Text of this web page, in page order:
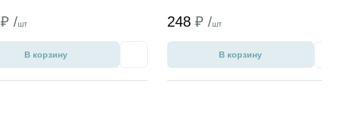
₽ /шт
В корзину
248 ₽ /шт
В корзину